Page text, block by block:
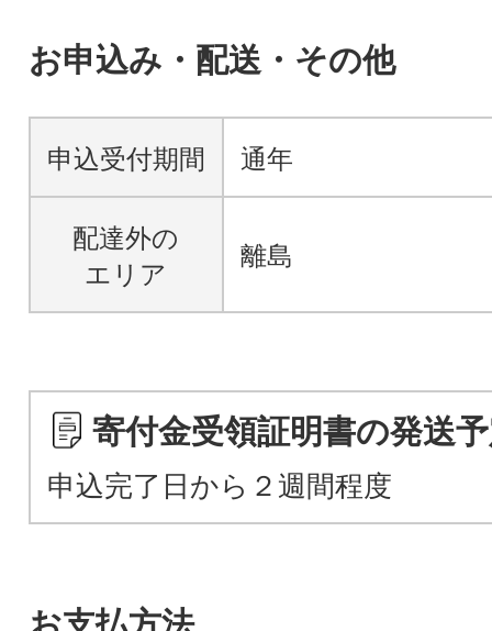
お申込み・配送・その他
申込受付期間 通年
配達外の
エリア
離島
寄付金受領証明書の発送
申込完了日から２週間程度
お支払方法